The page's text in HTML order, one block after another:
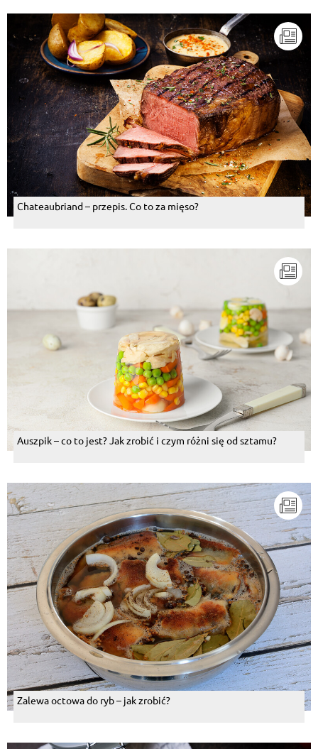
Chateaubriand – przepis. Co to za mięso?
Auszpik – co to jest? Jak zrobić i czym różni się od sztamu?
Zalewa octowa do ryb – jak zrobić?